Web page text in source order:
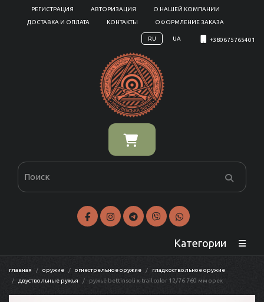
РЕГИСТРАЦИЯ АВТОРИЗАЦИЯ
О НАШЕЙ КОМПАНИИ
ДОСТАВКА И ОПЛАТА
КОНТАКТЫ ОФОРМЛЕНИЕ ЗАКАЗА
RU UA +380675765401
Категории
главная оружие огнестрельное оружие
гладкоствольное оружие
двуствольные ружья
ружьё bettinsoli x-trail color 12/76 760 мм орех